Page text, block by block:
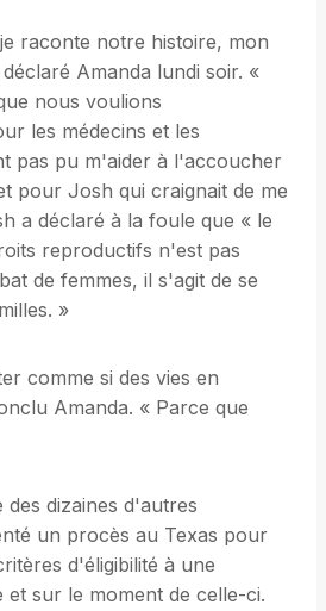
raconte notre histoire, mon
Amanda lundi soir. «
nous voulions
les médecins et les
pas pu m'aider à l'accoucher
pour Josh qui craignait de me
a déclaré à la foule que « le
reproductifs n'est pas
de femmes, il s'agit de se
»
comme si des vies en
Amanda. « Parce que
des dizaines d'autres
un procès au Texas pour
d'éligibilité à une
et sur le moment de celle-ci.